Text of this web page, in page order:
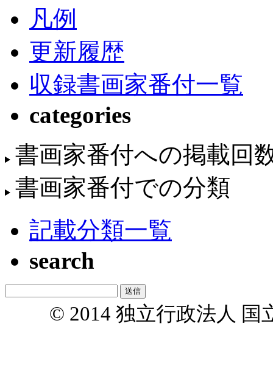
凡例
更新履歴
収録書画家番付一覧
categories
書画家番付への掲載回
書画家番付での分類
記載分類一覧
search
© 2014 独立行政法人 国